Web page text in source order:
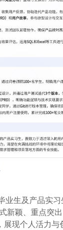
业生及产品实
新颖、重点突
现个人活力与